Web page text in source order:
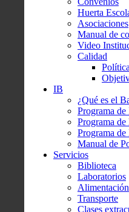
Huerta
Asociaciones
Manual de
Video
Calidad
IB
¿Qué es el
Programa
Programa
Programa
Manual de
Servicios
Biblioteca
Laboratorios
Alimentación
Transporte
Clases